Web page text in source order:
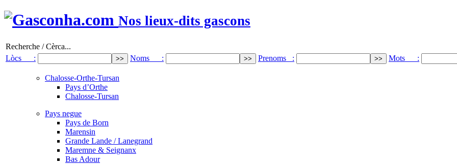
Nos lieux-dits gascons
Recherche / Cèrca...
Lòcs :
Noms : Prenoms : Mots :
Chalosse-Orthe-Tursan
Pays d’Orthe
Chalosse-Tursan
Pays negue
Pays de Born
Marensin
Grande Lande / Lanegrand
Maremne & Seignanx
Bas Adour